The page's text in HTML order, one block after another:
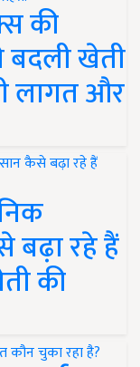
की
बदली खेती
लागत और
बढ़ा रहे हैं
की